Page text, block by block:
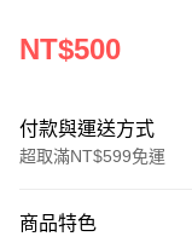
NT$500
付款與運送方式
超取滿NT$599免運
信用卡一次付款
商品特色